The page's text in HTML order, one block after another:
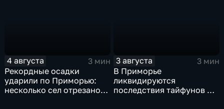
4 августа
3 мин
Рекордные осадки
ударили по Приморью:
несколько сел отрезано
3 августа
3 мин
В Приморье
ликвидируются
последствия тайфунов и